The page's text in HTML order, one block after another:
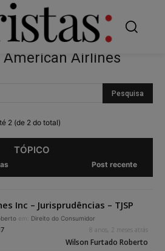
American Airlines
2 (de 2 do total)
TÓPICO
Post recente
Inc – Jurisprudências – TJSP
em: Direito do Consumidor
8 anos, 2 meses atrás
Wilson Furtado Roberto